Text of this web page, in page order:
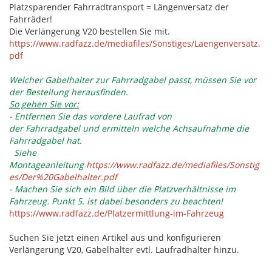
Platzsparender Fahrradtransport = Längenversatz der
Fahrräder!
Die Verlängerung V20 bestellen Sie mit.
https://www.radfazz.de/mediafiles/Sonstiges/Laengenversatz.
pdf
Welcher Gabelhalter zur Fahrradgabel passt, müssen Sie vor
der Bestellung herausfinden.
So gehen Sie vor:
- Entfernen Sie das vordere Laufrad von
der Fahrradgabel und ermitteln welche Achsaufnahme die
Fahrradgabel hat.
Siehe
Montageanleitung https://www.radfazz.de/mediafiles/Sonstig
es/Der%20Gabelhalter.pdf
- Machen Sie sich ein Bild über die Platzverhältnisse im
Fahrzeug. Punkt 5. ist dabei besonders zu beachten!
https://www.radfazz.de/Platzermittlung-im-Fahrzeug
Suchen Sie jetzt einen Artikel aus und konfigurieren
Verlängerung V20, Gabelhalter evtl. Laufradhalter hinzu.